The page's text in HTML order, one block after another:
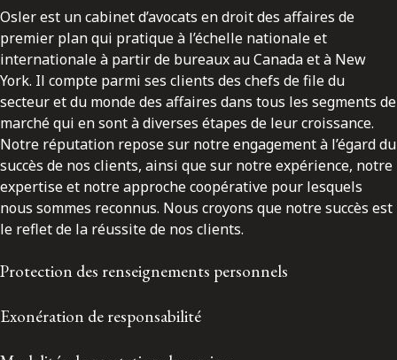
Osler est un cabinet d’avocats en droit des affaires de
premier plan qui pratique à l’échelle nationale et
internationale à partir de bureaux au Canada et à New
York. Il compte parmi ses clients des chefs de file du
secteur et du monde des affaires dans tous les segments de
marché qui en sont à diverses étapes de leur croissance.
Notre réputation repose sur notre engagement à l’égard du
succès de nos clients, ainsi que sur notre expérience, notre
expertise et notre approche coopérative pour lesquels
nous sommes reconnus. Nous croyons que notre succès est
le reflet de la réussite de nos clients.
Protection des renseignements personnels
Exonération de responsabilité